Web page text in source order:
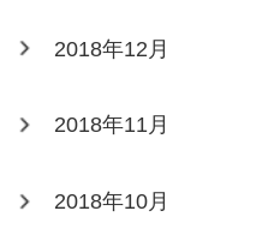
2018年12月
2018年11月
2018年10月